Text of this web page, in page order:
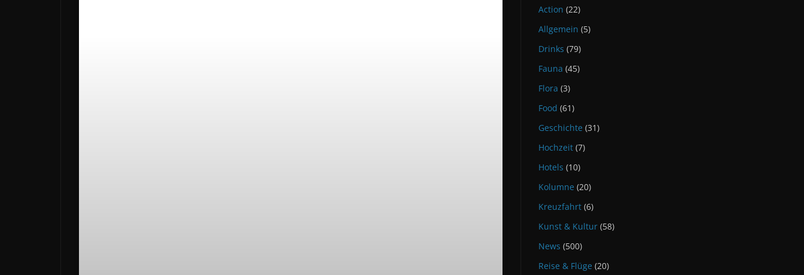
Action (22)
Allgemein (5)
Drinks (79)
Fauna (45)
Flora (3)
Food (61)
Geschichte (31)
Hochzeit (7)
Hotels (10)
Kolumne (20)
Kreuzfahrt (6)
Kunst & Kultur (58)
News (500)
Reise & Flüge (20)